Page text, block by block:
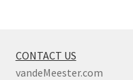
CONTACT US
vandeMeester.com